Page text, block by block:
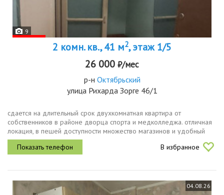
9
2 комн. кв., 41 м2, этаж 1/5
26 000 ₽/мес
р-н Октябрьский
улица Рихарда Зорге 46/1
сдается на длительный срок двухкомнатная квартира от
собственников в районе дворца спорта и медколледжа. отличная
локация, в пешей доступности множество магазинов и удобный
транспорт. в квартире есть всё необходимое для жизни, также
можно привезти...
В избранное
04.08.26